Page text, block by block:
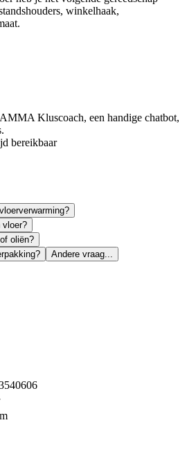
winkelhaak,
Kluscoach, een handige chatbot,
bereikbaar
vloer?
oliën?
Andere vraag...